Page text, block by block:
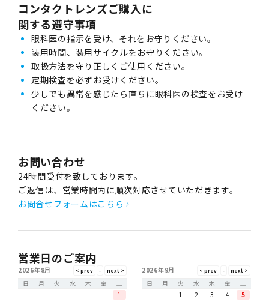
コンタクトレンズご購入に
関する遵守事項
眼科医の指示を受け、それをお守りください。
装用時間、装用サイクルをお守りください。
取扱方法を守り正しくご使用ください。
定期検査を必ずお受けください。
少しでも異常を感じたら直ちに眼科医の検査をお受け
ください。
お問い合わせ
24時間受付を致しております。
ご返信は、営業時間内に順次対応させていただきます。
お問合せフォームはこちら
営業日のご案内
2026年8月
日
月 火 水 木 金
土
1
2026年9月
日
月 火 水 木 金
土
1
2 3 4
5